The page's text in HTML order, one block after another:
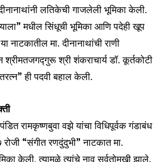
32,111
Followers
75
Followers
लतिकेची गाजलेली भूमिका केली.
मधील सिंधूची भूमिका आणि पदेही खूप
नाटकातील मा. दीनानाथांची राणी
श्रीमतजगद्गुरू श्री शंकराचार्य डॉ. कूर्तकोटी
ही पदवी बहाल केली.
रामकृष्णबुवा वझे यांचा विधिपूर्वक गंडाबंध
रोजी “संगीत रणदुंदुभी” नाटकात मा.
केली, त्यामुळे त्यांचे नाव सर्वतोमुखी झाले.